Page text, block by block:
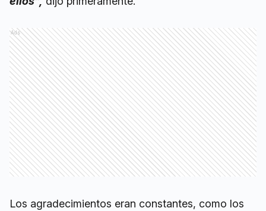
Ads
Los agradecimientos eran constantes, como los